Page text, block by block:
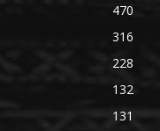
470
316
228
132
131